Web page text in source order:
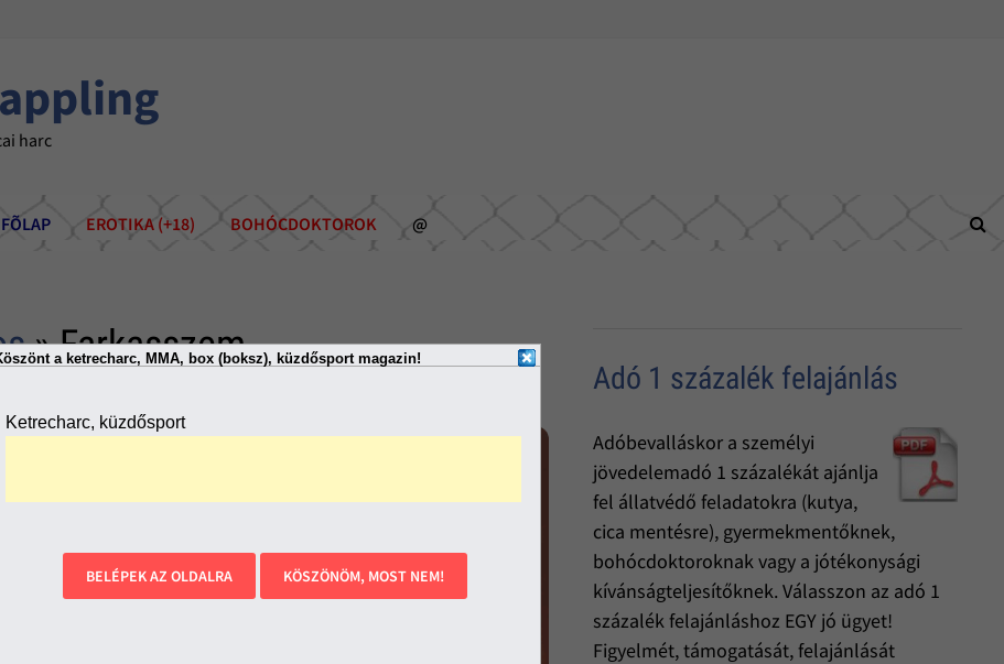
a ketrecharc, MMA, box (boksz), küzdősport magazin!
Ketrecharc, küzdősport
BELÉPEK AZ OLDALRA KÖSZÖNÖM, MOST NEM!
harc
FÕLAP EROTIKA (+18) BOHÓCDOKTOROK @
» Farkasszem
Adó 1 százalék felajánlás
Adóbevalláskor a személyi
jövedelemadó 1 százalékát ajánlja
fel állatvédő feladatokra (kutya,
cica mentésre), gyermekmentőknek,
bohócdoktoroknak vagy a jótékonysági
kívánságteljesítőknek. Válasszon az adó 1
százalék felajánláshoz EGY jó ügyet!
Figyelmét, támogatását, felajánlását